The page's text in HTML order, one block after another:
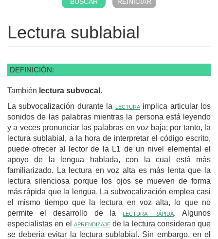
Lectura sublabial
DEFINICIÓN:
También lectura subvocal .
La subvocalización durante la lecturaimplica articular los
sonidos de las palabras mientras la persona está leyendo
y a veces pronunciar las palabras en voz baja; por tanto, la
lectura sublabial, a la hora de interpretar el código escrito,
puede ofrecer al lector de la L1 de un nivel elemental el
apoyo de la lengua hablada, con la cual está más
familiarizado. La lectura en voz alta es más lenta que la
lectura silenciosa porque los ojos se mueven de forma
más rápida que la lengua. La subvocalización emplea casi
el mismo tiempo que la lectura en voz alta, lo que no
permite el desarrollo de la lectura rápida. Algunos
especialistas en el aprendizajede la lectura consideran que
se debería evitar la lectura sublabial. Sin embargo, en el